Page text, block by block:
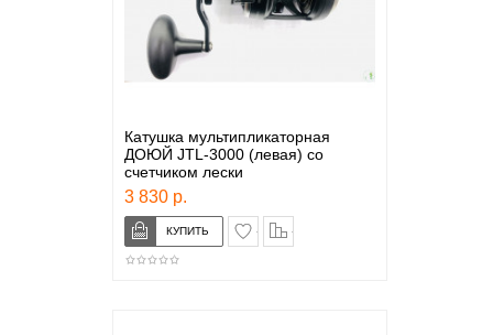
Катушка мультипликаторная
ДОЮЙ JTL-3000 (левая) со
счетчиком лески
3 830 р.
в закладки